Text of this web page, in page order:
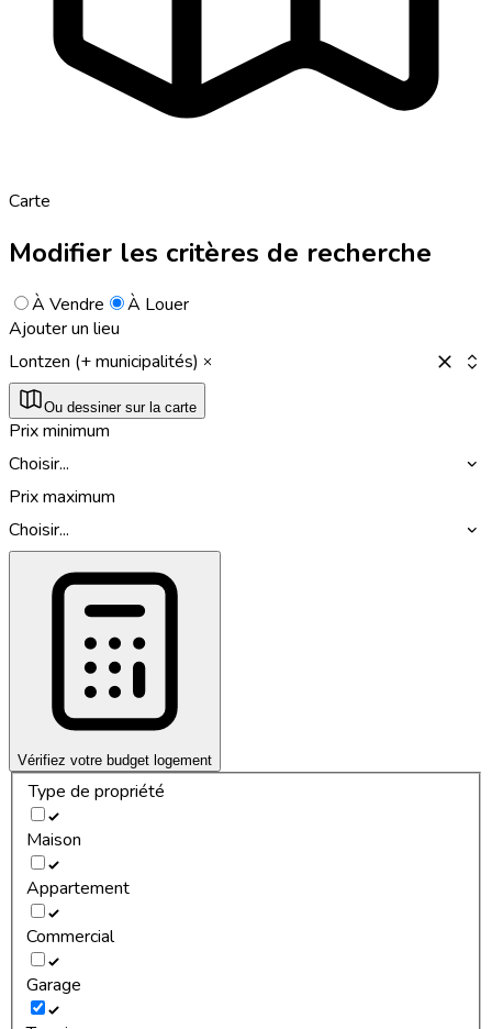
Carte
Modifier les critères de recherche
À Vendre
À Louer
Ajouter un lieu
Lontzen (+ municipalités)
Ou dessiner sur la carte
Prix minimum
Choisir...
Prix maximum
Choisir...
Vérifiez votre budget logement
Type de propriété
Maison
Appartement
Commercial
Garage